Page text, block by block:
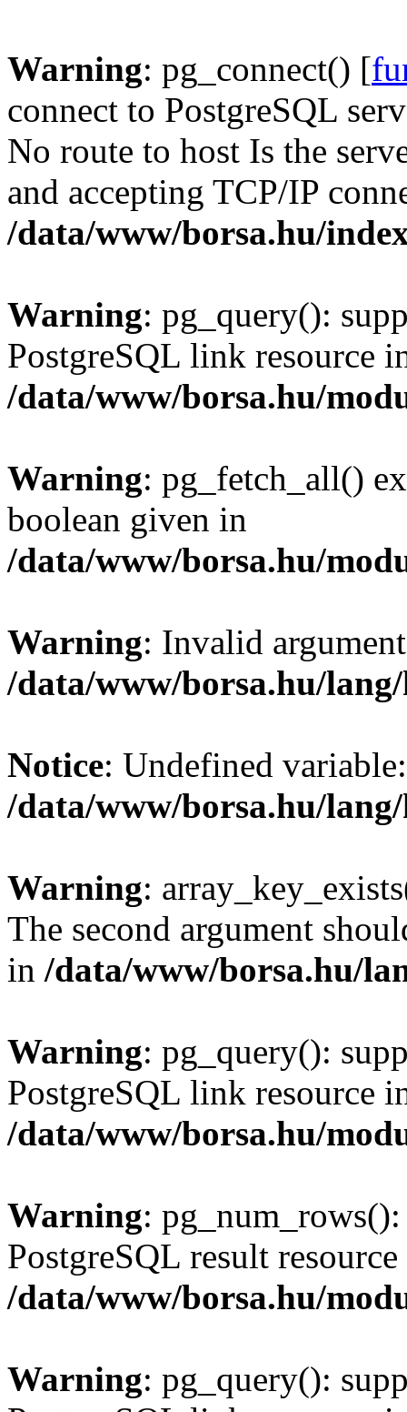
Warning: pg_connect() [
connect to PostgreSQL
No route to host Is the
and accepting TCP/IP
/data/www/borsa.hu/
Warning: pg_query():
PostgreSQL link resource
/data/www/borsa.hu/
Warning: pg_fetch_all()
boolean given in
/data/www/borsa.hu/
Warning: Invalid
/data/www/borsa.hu/
Notice: Undefined
/data/www/borsa.hu/
Warning:
The second argument
in /data/www/borsa.hu/
Warning: pg_query():
PostgreSQL link resource
/data/www/borsa.hu/
Warning:
PostgreSQL result
/data/www/borsa.hu/
Warning: pg_query():